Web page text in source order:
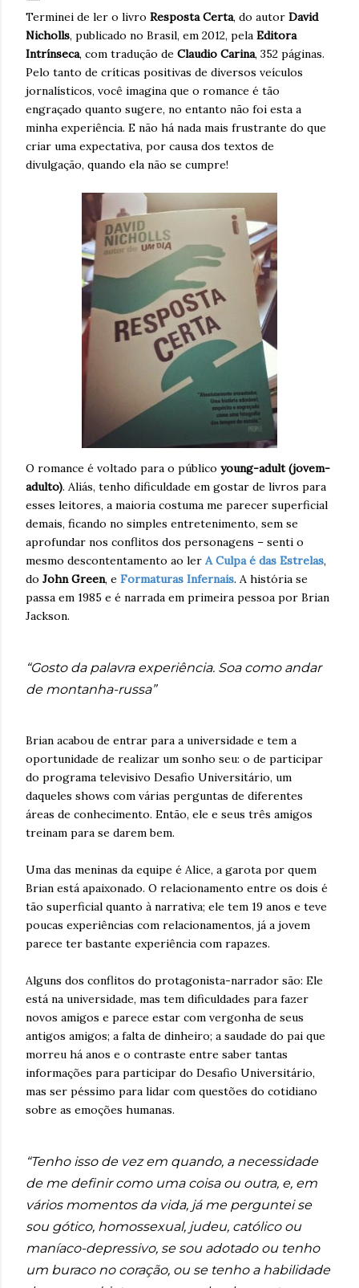
lugar seguro poderia fazer toda diferença. Era algo que
muita gente já fazia de forma intuitiva, mas que ao
reaprender ganha um novo significado. Após dias sem
escrever, estava sentindo falta de brincar com as
palavras. A verdade é qu...
Terminei de ler o livro Resposta Certa, do autor David
Nicholls, publicado no Brasil, em 2012, pela Editora
Intrínseca, com tradução de Claudio Carina, 352 páginas.
Pelo tanto de críticas positivas de diversos veículos
jornalísticos, você imagina que o romance é tão
engraçado quanto sugere, no entanto não foi esta a
minha experiência. E não há nada mais frustrante do que
criar uma expectativa, por causa dos textos de
divulgação, quando ela não se cumpre!
O romance é voltado para o público young-adult (jovem-
adulto). Aliás, tenho dificuldade em gostar de livros para
esses leitores, a maioria costuma me parecer superficial
demais, ficando no simples entretenimento, sem se
aprofundar nos conflitos dos personagens – senti o
mesmo descontentamento ao ler A Culpa é das Estrelas,
do John Green, e Formaturas Infernais. A história se
passa em 1985 e é narrada em primeira pessoa por Brian
Jackson.
“Gosto da palavra experiência. Soa como andar
de montanha-russa”
Brian acabou de entrar para a universidade e tem a
oportunidade de realizar um sonho seu: o de participar
do programa televisivo Desafio Universitário, um
daqueles shows com várias perguntas de diferentes
áreas de conhecimento. Então, ele e seus três amigos
treinam para se darem bem.
Uma das meninas da equipe é Alice, a garota por quem
Brian está apaixonado. O relacionamento entre os dois é
tão superficial quanto à narrativa; ele tem 19 anos e teve
poucas experiências com relacionamentos, já a jovem
parece ter bastante experiência com rapazes.
Alguns dos conflitos do protagonista-narrador são: Ele
está na universidade, mas tem dificuldades para fazer
novos amigos e parece estar com vergonha de seus
antigos amigos; a falta de dinheiro; a saudade do pai que
morreu há anos e o contraste entre saber tantas
informações para participar do Desafio Universitário,
mas ser péssimo para lidar com questões do cotidiano
sobre as emoções humanas.
“Tenho isso de vez em quando, a necessidade
de me definir como uma coisa ou outra, e, em
vários momentos da vida, já me perguntei se
sou gótico, homossexual, judeu, católico ou
maníaco-depressivo, se sou adotado ou tenho
um buraco no coração, ou se tenho a habilidade